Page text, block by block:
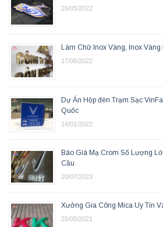
26/05/2022
Làm Chữ Inox Vàng, Inox
17/06/2022
Dự Án Hộp đèn Trạm Sạc
Quốc
14/01/2022
Báo Giá Mạ Crom Số Lượng
Cầu
20/07/2023
Xưởng Gia Công Mica Uy Tín
25/05/2021